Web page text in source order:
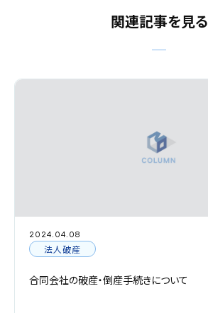
関連記事を見る
2024.04.08
法人破産
合同会社の破産・倒産手続きについて